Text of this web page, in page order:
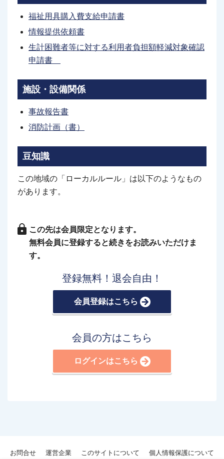
福祉用具購入費支給申請書
情報提供依頼書
生計困難者等に対する利用者負担額軽減対象確認
申請書
施設・設備関係
事故報告書
消防計画（書）
豆知識
この地域の「ローカルルール」は以下のようなもの
があります。
この先は会員限定となります。
無料会員に登録すると続きをお読みいただけま
す。
登録無料！退会自由！
会員登録はこちら
会員の方はこちら
ログインはこちら
お問合せ 運営企業 このサイトについて 個人情報保護について